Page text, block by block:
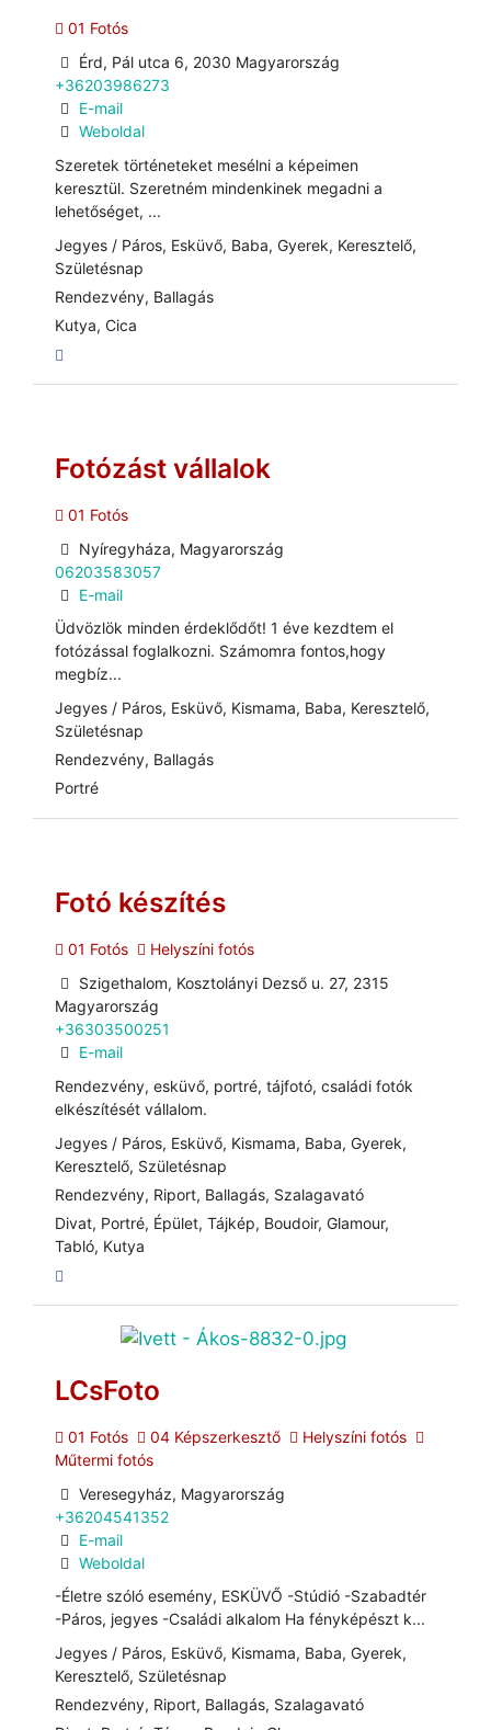
01 Fotós
Érd, Pál utca 6, 2030 Magyarország
+36203986273
E-mail
Weboldal
Szeretek történeteket mesélni a képeimen
keresztül. Szeretném mindenkinek megadni a
lehetőséget, ...
Jegyes / Páros, Esküvő, Baba, Gyerek, Keresztelő,
Születésnap
Rendezvény, Ballagás
Kutya, Cica
Fotózást vállalok
01 Fotós
Nyíregyháza, Magyarország
06203583057
E-mail
Üdvözlök minden érdeklődőt! 1 éve kezdtem el
fotózással foglalkozni. Számomra fontos,hogy
megbíz...
Jegyes / Páros, Esküvő, Kismama, Baba, Keresztelő,
Születésnap
Rendezvény, Ballagás
Portré
Fotó készítés
01 Fotós
Helyszíni fotós
Szigethalom, Kosztolányi Dezső u. 27, 2315
Magyarország
+36303500251
E-mail
Rendezvény, esküvő, portré, tájfotó, családi fotók
elkészítését vállalom.
Jegyes / Páros, Esküvő, Kismama, Baba, Gyerek,
Keresztelő, Születésnap
Rendezvény, Riport, Ballagás, Szalagavató
Divat, Portré, Épület, Tájkép, Boudoir, Glamour,
Tabló, Kutya
LCsFoto
01 Fotós 04 Képszerkesztő
Helyszíni fotós
Műtermi fotós
Veresegyház, Magyarország
+36204541352
E-mail
Weboldal
-Életre szóló esemény, ESKÜVŐ -Stúdió -Szabadtér
-Páros, jegyes -Családi alkalom Ha fényképészt k...
Jegyes / Páros, Esküvő, Kismama, Baba, Gyerek,
Keresztelő, Születésnap
Rendezvény, Riport, Ballagás, Szalagavató